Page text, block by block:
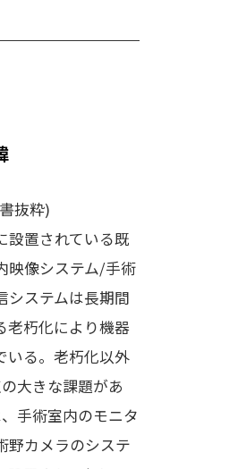
抜粋)
設置されている既
映像システム/手術
システムは長期間
老朽化により機器
いる。老朽化以外
大きな課題があ
手術室内のモニタ
野カメラのシステ